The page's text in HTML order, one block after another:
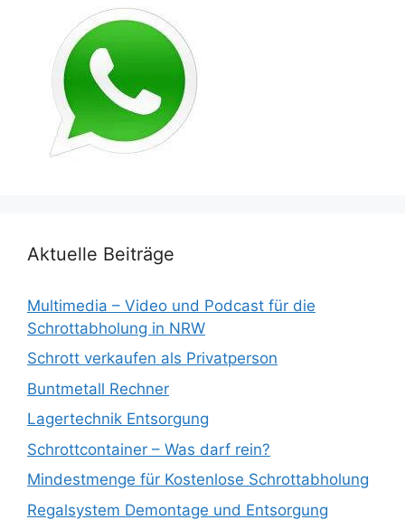
Aktuelle Beiträge
Multimedia – Video und Podcast für die
Schrottabholung in NRW
Schrott verkaufen als Privatperson
Buntmetall Rechner
Lagertechnik Entsorgung
Schrottcontainer – Was darf rein?
Mindestmenge für Kostenlose Schrottabholung
Regalsystem Demontage und Entsorgung